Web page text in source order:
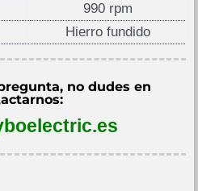
990 rpm
Hierro fundido
no dudes en